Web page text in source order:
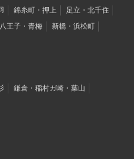
錦糸町・押上
足立・北千住
王子・青梅
新橋・浜松町
鎌倉・稲村ガ崎・葉山